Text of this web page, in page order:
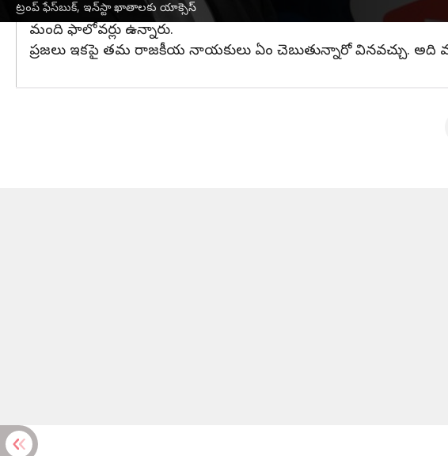
ట్రంప్ ఫేస్‌బుక్, ఇన్‌స్టా ఖాతాలకు యాక్సెస్
ప్రస్తుతం ట్రంప్ ఫేస్‌బుక్, ఇన్‌స్టాగ్రామ్ యాక్సెస్ ను ధ్రువీకరిస్తున్నట్లు
మంది ఫాలోవర్లు ఉన్నారు.
ప్రజలు ఇకపై తమ రాజకీయ నాయకులు ఏం చెబుతున్నారో వినవచ్చు.